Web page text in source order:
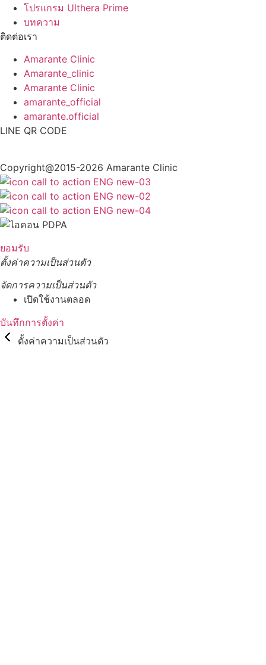
โปรแกรม Ulthera Prime
บทความ
ติดต่อเรา
Amarante Clinic
Amarante_clinic
Amarante Clinic
amarante_official
amarante.official
LINE QR CODE
Copyright@2015-2026 Amarante Clinic
ยอมรับ
ตั้งค่าความเป็นส่วนตัว
จัดการความเป็นส่วนตัว
เปิดใช้งานตลอด
บันทึกการตั้งค่า
ตั้งค่าความเป็นส่วนตัว